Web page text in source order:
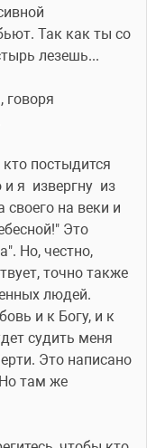
Так как ты со
лезешь...
говоря
постыдится
я  извергну  из
своего на веки и
Это
Но, честно,
точно также
людей.
и к Богу, и к
судить меня
Это написано
там же